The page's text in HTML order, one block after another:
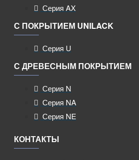
Серия AX
С ПОКРЫТИЕМ UNILACK
Серия U
С ДРЕВЕСНЫМ ПОКРЫТИЕМ
Серия N
Серия NA
Серия NE
КОНТАКТЫ